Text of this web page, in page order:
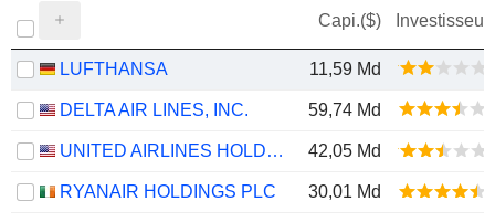
Capi.($) Investisseur
LUFTHANSA 11,59 Md
DELTA AIR LINES, INC. 59,74 Md
UNITED AIRLINES HOLDINGS, INC. 42,05 Md
RYANAIR HOLDINGS PLC 30,01 Md